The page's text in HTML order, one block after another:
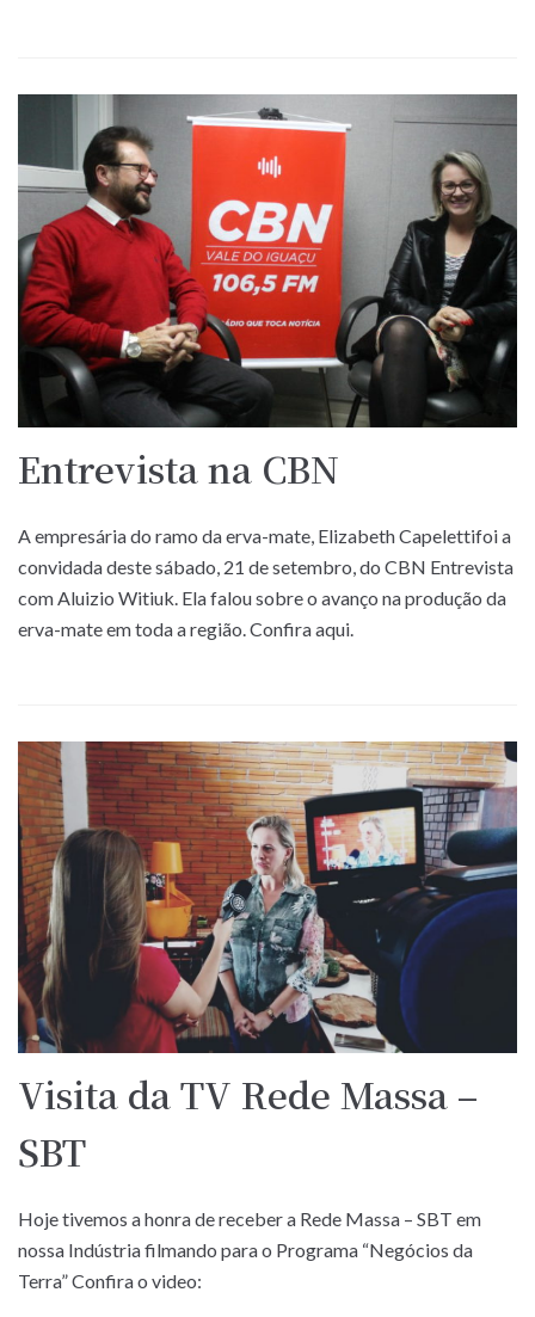
Entrevista na CBN
A empresária do ramo da erva-mate, Elizabeth Capelettifoi a
convidada deste sábado, 21 de setembro, do CBN Entrevista
com Aluizio Witiuk. Ela falou sobre o avanço na produção da
erva-mate em toda a região. Confira aqui.
Visita da TV Rede Massa –
SBT
Hoje tivemos a honra de receber a Rede Massa – SBT em
nossa Indústria filmando para o Programa “Negócios da
Terra” Confira o video: